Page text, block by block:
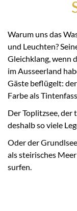
Warum uns das
und Leuchten?
Gleichklang, wenn
im Ausseerland
Gäste beflügelt:
Farbe als
Der Toplitzsee, der
deshalb so viele
Oder der
als steirisches
surfen.